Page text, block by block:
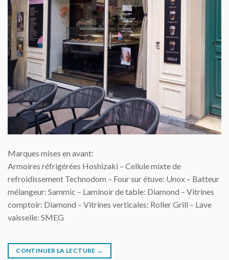
Marques mises en avant:
Armoires réfrigérées Hoshizaki – Cellule mixte de
refroidissement Technodom – Four sur étuve: Unox – Batteur
mélangeur: Sammic – Laminoir de table: Diamond – Vitrines
comptoir: Diamond – Vitrines verticales: Roller Grill – Lave
vaisselle: SMEG
CONTINUER LA LECTURE →